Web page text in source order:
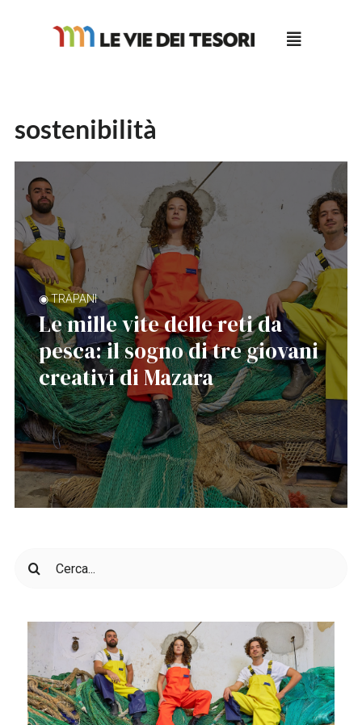
sostenibilità
◉ TRAPANI
Le mille vite delle reti da
pesca: il sogno di tre giovani
creativi di Mazara
per: